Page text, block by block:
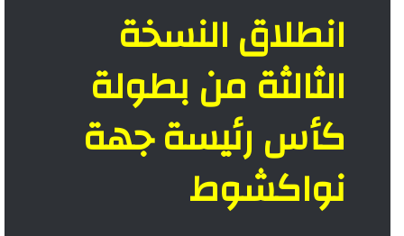
انطلاق النسخة
الثالثة من بطولة
كأس رئيسة جهة
نواكشوط